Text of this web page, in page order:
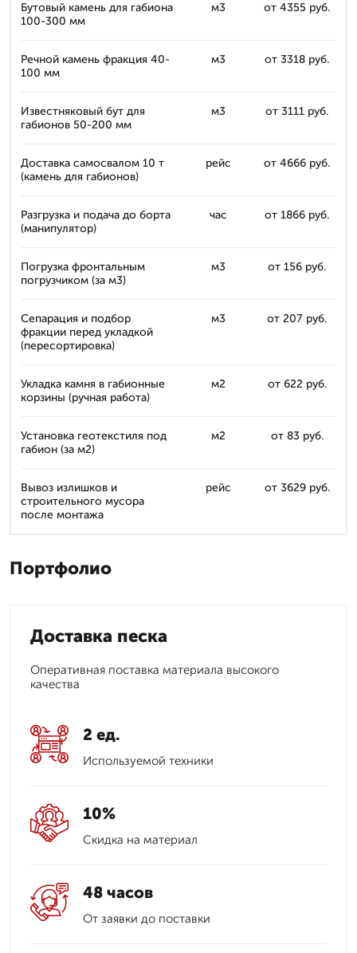
Бутовый камень для габиона
100-300 мм
м3 от 4355 руб.
Речной камень фракция 40-
100 мм
м3 от 3318 руб.
Известняковый бут для
габионов 50-200 мм
м3 от 3111 руб.
Доставка самосвалом 10 т
(камень для габионов)
рейс от 4666 руб.
Разгрузка и подача до борта
(манипулятор)
час от 1866 руб.
Погрузка фронтальным
погрузчиком (за м3)
м3 от 156 руб.
Сепарация и подбор
фракции перед укладкой
(пересортировка)
м3 от 207 руб.
Укладка камня в габионные
корзины (ручная работа)
м2 от 622 руб.
Установка геотекстиля под
габион (за м2)
м2 от 83 руб.
Вывоз излишков и
строительного мусора
после монтажа
рейс от 3629 руб.
Портфолио
Доставка песка
Оперативная поставка материала высокого
качества
2 ед.
Используемой техники
10%
Скидка на материал
48 часов
От заявки до поставки